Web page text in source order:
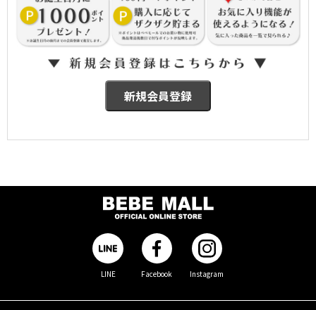
LINE Facebook Instagram